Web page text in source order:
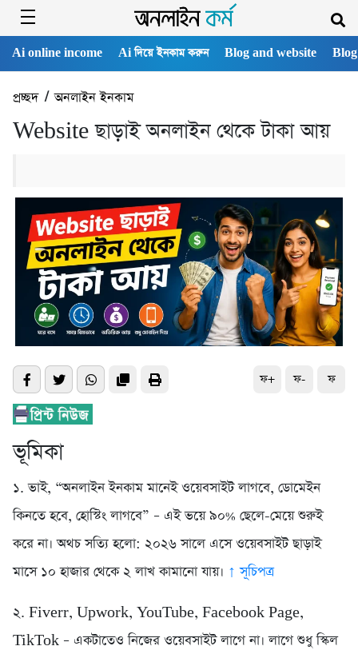
Ai online income Ai দিয়ে ইনকাম করুন Blog and website
প্রচ্ছদ/অনলাইন ইনকাম
Website ছাড়াই অনলাইন থেকে টাকা আয়
ফ+ ফ- ফ
ভূমিকা
১. ভাই, “অনলাইন ইনকাম মানেই ওয়েবসাইট লাগবে, ডোমেইন
কিনতে হবে, হোস্টিং লাগবে” – এই ভয়ে ৯০% ছেলে-মেয়ে শুরুই
করে না। অথচ সত্যি হলো: ২০২৬ সালে এসে ওয়েবসাইট ছাড়াই
মাসে ১০ হাজার থেকে ২ লাখ কামানো যায়। ↑ সূচিপত্র
২. Fiverr, Upwork, YouTube, Facebook Page,
TikTok – একটাতেও নিজের ওয়েবসাইট লাগে না। লাগে শুধু স্কিল